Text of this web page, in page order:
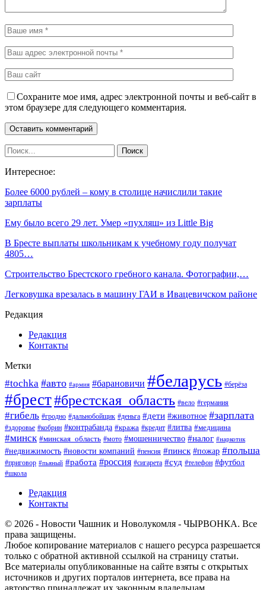
Сохраните мое имя, адрес электронной почты и веб-сайт в
этом браузере для следующего комментария.
Интересное:
Более 6000 рублей – кому в столице начислили такие
зарплаты
Ему было всего 29 лет. Умер «пухляш» из Little Big
В Бресте выплаты школьникам к учебному году получат
4805…
Строительство Брестского гребного канала. Фотографии,…
Легковушка врезалась в машину ГАИ в Ивацевичском районе
Редакция
Редакция
Контакты
Метки
#tochka #авто #армия #барановичи #беларусь #берёза
#брест#брестская_область #вело #германия
#гибель #гродно #дальнобойщик #деньга #дети #животное #зарплата
#здоровье #кобрин #контрабанда #кража #кредит #литва #медицина
#минск #минская_область #мото #мошенничество #налог #наркотик
#недвижимость #новости компаний #пенсия #пинск #пожар #польша
#приговор #пьяный #работа #россия #сигарета #суд #телефон #футбол
#школа
Редакция
Контакты
© 2026 - Новости Чашник и Новолукомля - ЧЫРВОНКА. Все
права защищены.
Любое копирование материалов с нашего ресурса разрешается
только с обратной активной ссылкой на страницу статьи.
Все материалы опубликованные на сайте взяты с открытых
источников и других порталов интернета, все права на
авторство принадлежат их законным владельцам.